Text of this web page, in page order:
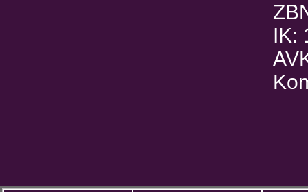
IK: